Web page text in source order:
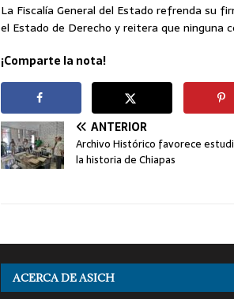
La Fiscalía General del Estado refrenda su
el Estado de Derecho y reitera que ninguna
¡Comparte la nota!
ANTERIOR
Archivo Histórico favorece
la historia de Chiapas
ACERCA DE ASICH